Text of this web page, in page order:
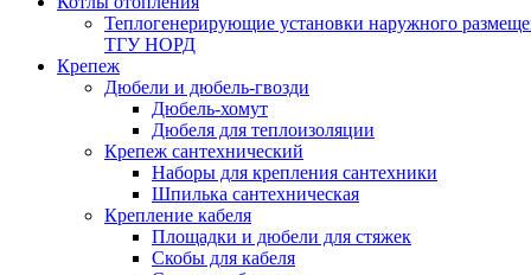
Теплогенерирующие установки наружного
ТГУ НОРД
Крепеж
Дюбели и дюбель-гвозди
Дюбель-хомут
Дюбеля для теплоизоляции
Крепеж сантехнический
Наборы для крепления сантехники
Шпилька сантехническая
Крепление кабеля
Площадки и дюбели для стяжек
Скобы для кабеля